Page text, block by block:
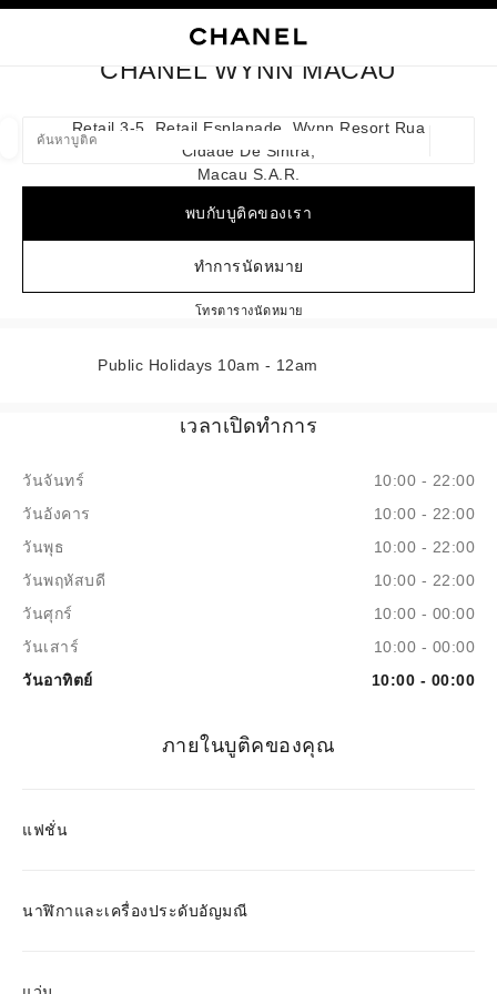
ข้อเสนอจะแสดงอยู่ใต้แถบค้นหานี้
ปิดการ์ดบูติก CHANEL WYNN MACAU
CHANEL WYNN MACAU
Retail 3-5, Retail Esplanade, Wynn Resort Rua
Cidade De Sintra,
Macau S.a.r.
พบกับบูติคของเรา
ทำการนัดหมาย
โทร68258581
ตารางนัดหมายCHANEL WYNN MACAU
Public Holidays 10am - 12am
เวลาเปิดทำการ
วันจันทร์
10:00 - 22:00
วันอังคาร
10:00 - 22:00
วันพุธ
10:00 - 22:00
วันพฤหัสบดี
10:00 - 22:00
วันศุกร์
10:00 - 00:00
วันเสาร์
10:00 - 00:00
วันอาทิตย์
10:00 - 00:00
ภายในบูติคของคุณ
แฟชั่น
นาฬิกาและเครื่องประดับอัญมณี
ตัวกรอง
ตัวกรองผลลัพธ์โดย: